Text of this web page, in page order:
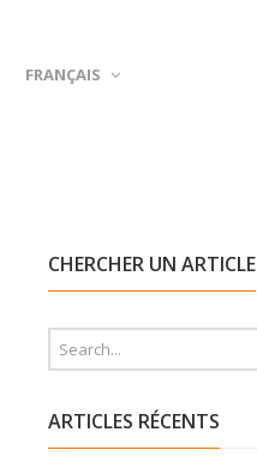
FRANÇAIS
CHERCHER UN ARTICLE
ARTICLES RÉCENTS